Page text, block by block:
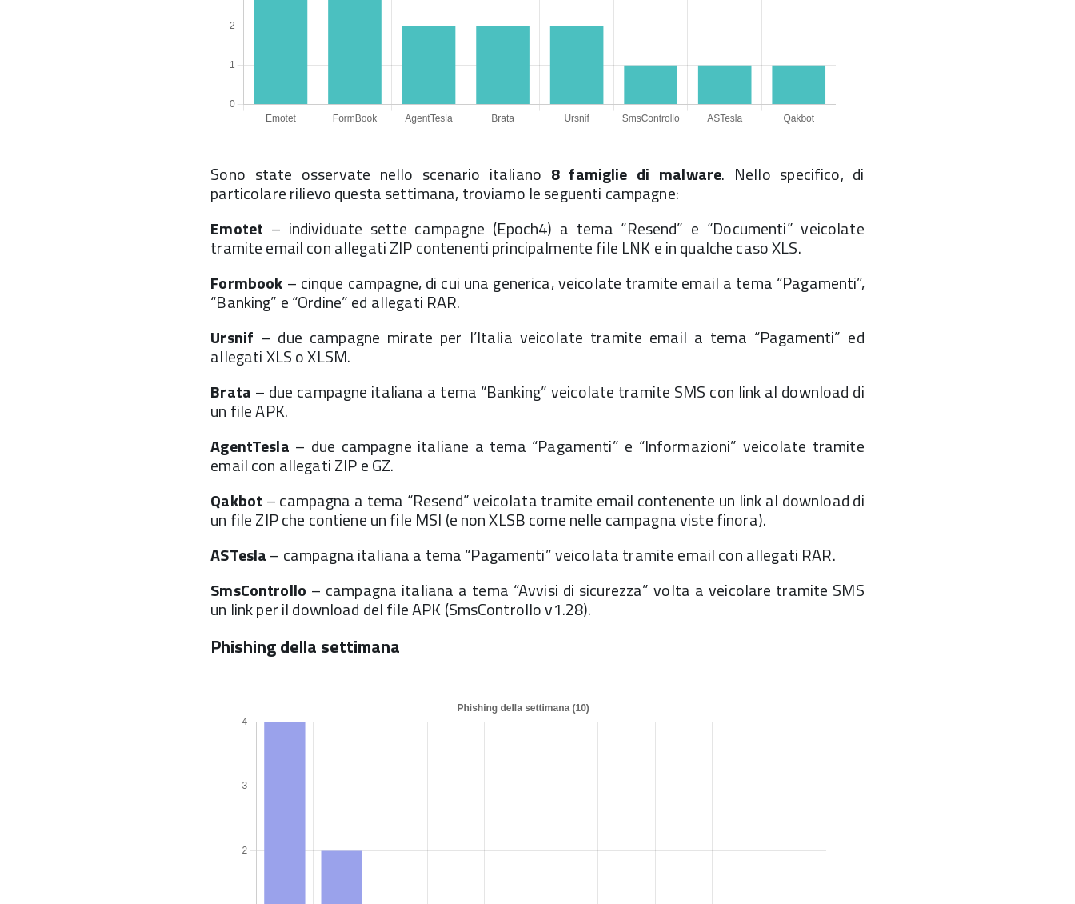
Sono state osservate nello scenario italiano 8 famiglie di malware. Nello specifico, di
particolare rilievo questa settimana, troviamo le seguenti campagne:
Emotet – individuate sette campagne (Epoch4) a tema “Resend” e “Documenti” veicolate
tramite email con allegati ZIP contenenti principalmente file LNK e in qualche caso XLS.
Formbook – cinque campagne, di cui una generica, veicolate tramite email a tema “Pagamenti”,
“Banking” e “Ordine” ed allegati RAR.
Ursnif – due campagne mirate per l’Italia veicolate tramite email a tema “Pagamenti” ed
allegati XLS o XLSM.
Brata – due campagne italiana a tema “Banking” veicolate tramite SMS con link al download di
un file APK.
AgentTesla – due campagne italiane a tema “Pagamenti” e “Informazioni” veicolate tramite
email con allegati ZIP e GZ.
Qakbot – campagna a tema “Resend” veicolata tramite email contenente un link al download di
un file ZIP che contiene un file MSI (e non XLSB come nelle campagna viste finora).
ASTesla– campagna italiana a tema “Pagamenti” veicolata tramite email con allegati RAR.
SmsControllo – campagna italiana a tema “Avvisi di sicurezza” volta a veicolare tramite SMS
un link per il download del file APK (SmsControllo v1.28).
Phishing della settimana